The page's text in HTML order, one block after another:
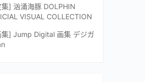
] 汹涌海豚 DOLPHIN
VISUAL COLLECTION
] Jump Digital 画集 デジガ